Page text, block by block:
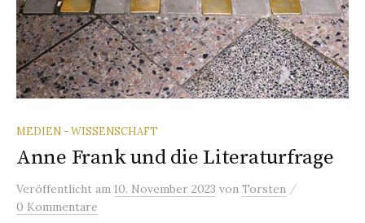
MEDIEN - WISSENSCHAFT
Anne Frank und die Literaturfrage
Veröffentlicht am 10. November 2023 von Torsten /
0 Kommentare